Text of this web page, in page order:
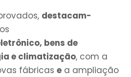
destacam-
bens de
e climatização, com a
fábricas e a ampliação